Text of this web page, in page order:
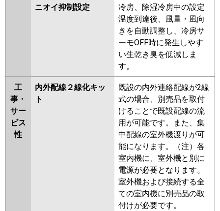
ニオイ抑制設定
冷房、除湿冷房中の設定
温度到達後、風量・風向
きを自動調整し、冷房サ
ーモOFF時に発生しやす
い生乾き臭を低減しま
す。
工
事・
サー
ビス
性
内外配線２線化キッ
ト
既設の内外連絡配線が2線
式の場合、別売品を取付
けることで既設配線の流
用が可能です。また、集
中配線の室外機渡りが可
能になります。（注）各
室内機に、室外機と別に
電源が必要となります。
室外機および接続する全
ての室内機に別売品の取
付けが必要です。